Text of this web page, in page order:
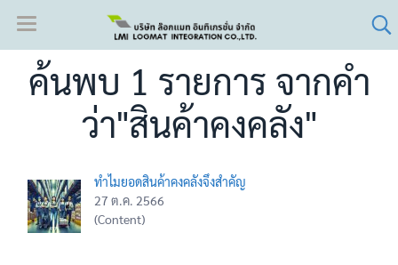
ค้นพบ 1 รายการ จากคำ
ว่า"สินค้าคงคลัง"
ทำไมยอดสินค้าคงคลังจึงสำคัญ
27 ต.ค. 2566
(Content)